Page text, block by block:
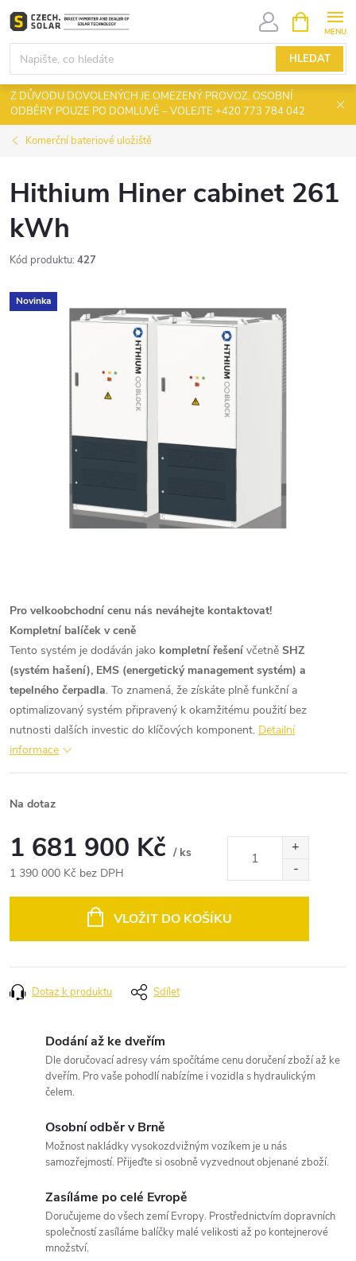
Přejít
na
obsah
HLEDAT
NÁKUPNÍ
KOŠÍK
Z DŮVODU DOVOLENÝCH JE OMEZENÝ PROVOZ, OSOBNÍ
ODBĚRY POUZE PO DOMLUVĚ – VOLEJTE +420 773 784 042
Komerční bateriové uložiště
Hithium Hiner cabinet 261
kWh
Kód produktu: 427
Novinka
Pro velkoobchodní cenu nás neváhejte kontaktovat!
Kompletní balíček v ceně
Tento systém je dodáván jako kompletní řešení včetně SHZ
(systém hašení), EMS (energetický management systém) a
tepelného čerpadla. To znamená, že získáte plně funkční a
optimalizovaný systém připravený k okamžitému použití bez
nutnosti dalších investic do klíčových komponent. Detailní
informace
Na dotaz
1 681 900 Kč / ks
1 390 000 Kč bez DPH
VLOŽIT DO KOŠÍKU
Dotaz k produktu Sdílet
Dodání až ke dveřím
Dle doručovací adresy vám spočítáme cenu doručení zboží až ke
dveřím. Pro vaše pohodlí nabízíme i vozidla s hydraulickým
čelem.
Osobní odběr v Brně
Možnost nakládky vysokozdvižným vozíkem je u nás
samozřejmostí. Přijeďte si osobně vyzvednout objenané zboží.
Zasíláme po celé Evropě
Doručujeme do všech zemí Evropy. Prostřednictvím dopravních
společností zasíláme balíčky malé velikosti až po kontejnerové
množství.